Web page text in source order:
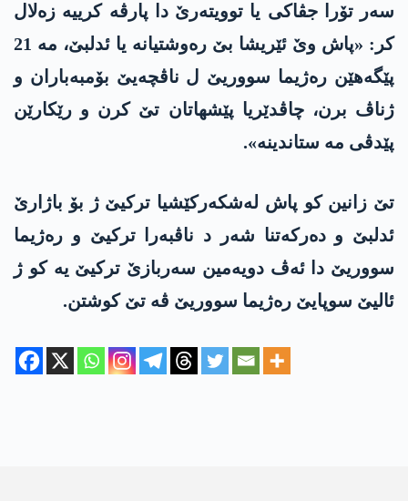
سەر تۆرا جڤاکی یا توویتەرێ دا پارڤە کرییە زەلال
کر: «پاش وێ ئێریشا بێ رەوشتیانە یا ئدلبێ، مە 21
پێگەهێن رەژیما سووریێ ل ناڤچەیێ بۆمبەباران و
ژناڤ برن، چاڤدێریا پێشهاتان تێ کرن و رێکارێن
پێدڤی مە ستاندینە».
تێ زانین کو پاش لەشکەرکێشیا ترکیێ ژ بۆ باژارێ
ئدلبێ و دەرکەتنا شەر د ناڤبەرا ترکیێ و رەژیما
سووریێ دا ئەڤ دویەمین سەربازێ ترکیێ یە کو ژ
ئالیێ سوپایێ رەژیما سووریێ ڤە تێ کوشتن.